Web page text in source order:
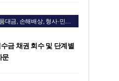
기업자문, 내용증명, 물품대금, 손해배상, 형사·민사, 손해배상청구소송, 물품대금청구소송
금 채권 회수 및 단계별
문